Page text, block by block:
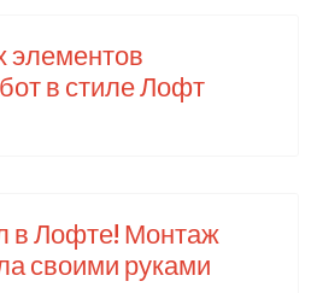
элементов
в стиле Лофт
в Лофте! Монтаж
своими руками